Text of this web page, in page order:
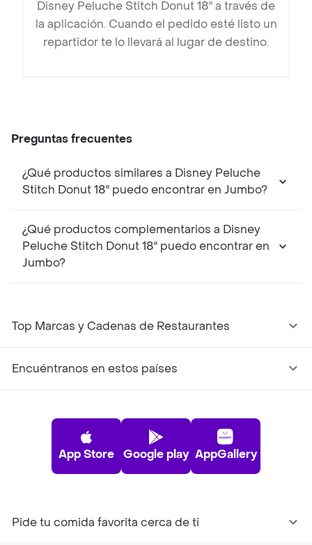
Disney Peluche Stitch Donut 18" a través de
la aplicación. Cuando el pedido esté listo un
repartidor te lo llevará al lugar de destino.
Preguntas frecuentes
¿Qué productos similares a Disney Peluche
Stitch Donut 18" puedo encontrar en Jumbo?
¿Qué productos complementarios a Disney
Peluche Stitch Donut 18" puedo encontrar en
Jumbo?
Top Marcas y Cadenas de Restaurantes
Encuéntranos en estos países
App Store Google play AppGallery
Pide tu comida favorita cerca de ti